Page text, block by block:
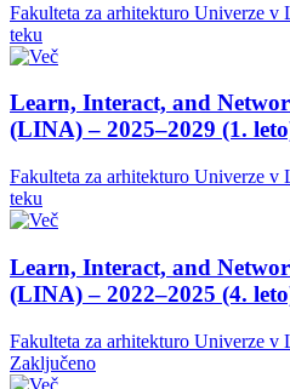
Fakulteta za arhitekturo Univerze v
teku
Learn, Interact, and
(LINA) – 2025–2029 (1.
Fakulteta za arhitekturo Univerze v
teku
Learn, Interact, and
(LINA) – 2022–2025 (4.
Fakulteta za arhitekturo Univerze v
Zaključeno